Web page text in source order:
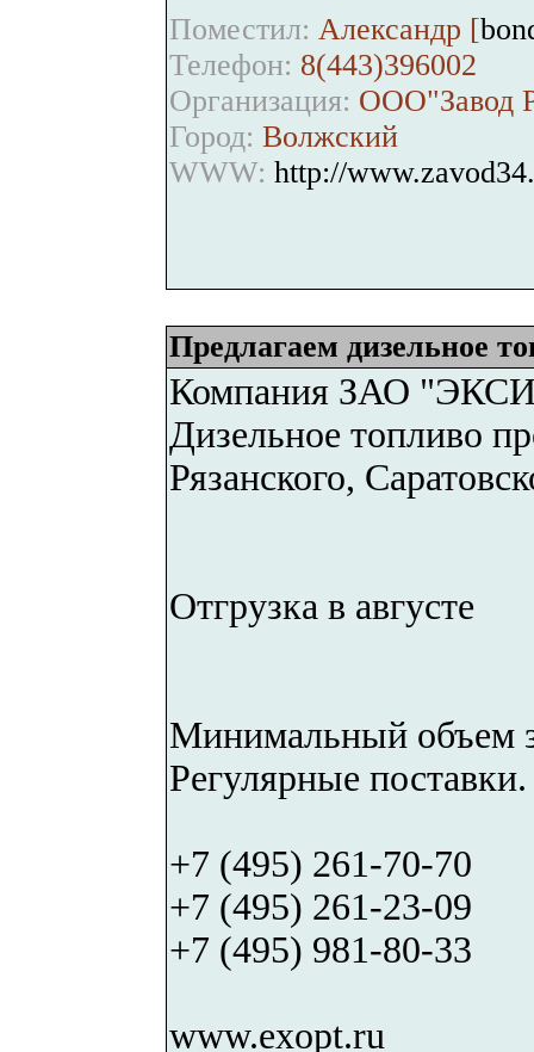
Поместил: Александр [
Телефон: 8(443)396002
Организация: ООО"Завод
Город: Волжский
WWW: http://
Предлагаем дизельное
Компания ЗАО
Дизельное топливо
Рязанского,
Отгрузка в августе
Минимальный объем
Регулярные поставки.
+7 (495) 261-70-70
+7 (495) 261-23-09
+7 (495) 981-80-33
www.exopt.ru